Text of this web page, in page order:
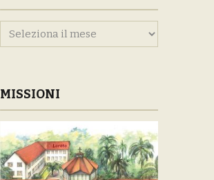
Archivi
MISSIONI